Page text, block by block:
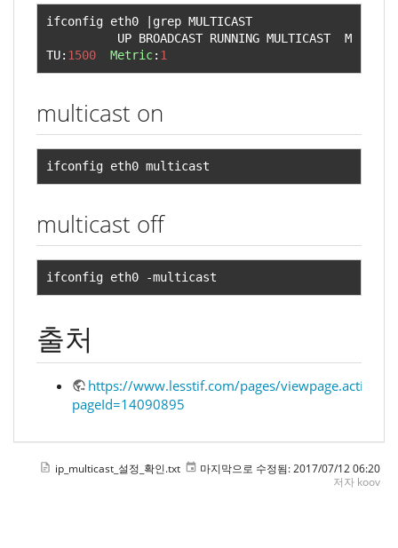
ifconfig eth0
grep MULTICAST
TU: 1500 Metric: 1
multicast on
ifconfig eth0 multicast
multicast off
ifconfig eth0 -multicast
출처
https://www.lesstif.com/pages/viewpage.action?
pageId=14090895
ip_multicast_설정_확인.txt 마지막으로 수정됨: 2017/07/12 06:20
저자 koov